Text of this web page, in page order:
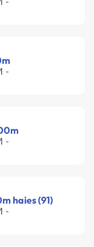
-
-
haies (91)
-